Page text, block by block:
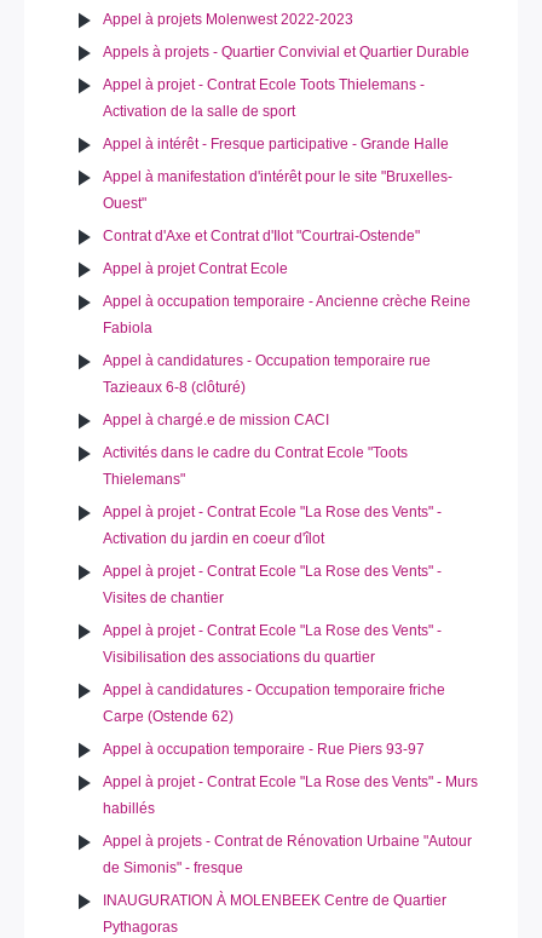
Appel à projets Molenwest 2022-2023
Appels à projets - Quartier Convivial et Quartier Durable
Appel à projet - Contrat Ecole Toots Thielemans -
Activation de la salle de sport
Appel à intérêt - Fresque participative - Grande Halle
Appel à manifestation d'intérêt pour le site "Bruxelles-
Ouest"
Contrat d'Axe et Contrat d'Ilot "Courtrai-Ostende"
Appel à projet Contrat Ecole
Appel à occupation temporaire - Ancienne crèche Reine
Fabiola
Appel à candidatures - Occupation temporaire rue
Tazieaux 6-8 (clôturé)
Appel à chargé.e de mission CACI
Activités dans le cadre du Contrat Ecole "Toots
Thielemans"
Appel à projet - Contrat Ecole "La Rose des Vents" -
Activation du jardin en coeur d'îlot
Appel à projet - Contrat Ecole "La Rose des Vents" -
Visites de chantier
Appel à projet - Contrat Ecole "La Rose des Vents" -
Visibilisation des associations du quartier
Appel à candidatures - Occupation temporaire friche
Carpe (Ostende 62)
Appel à occupation temporaire - Rue Piers 93-97
Appel à projet - Contrat Ecole "La Rose des Vents" - Murs
habillés
Appel à projets - Contrat de Rénovation Urbaine "Autour
de Simonis" - fresque
INAUGURATION À MOLENBEEK Centre de Quartier
Pythagoras